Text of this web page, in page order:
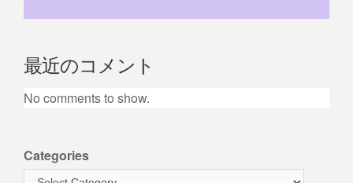
最近のコメント
No comments to show.
Categories